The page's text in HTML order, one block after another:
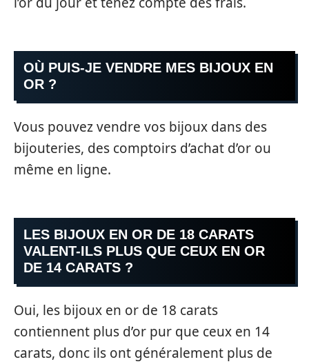
OÙ PUIS-JE VENDRE MES BIJOUX EN
OR ?
Vous pouvez vendre vos bijoux dans des
bijouteries, des comptoirs d’achat d’or ou
même en ligne.
LES BIJOUX EN OR DE 18 CARATS
VALENT-ILS PLUS QUE CEUX EN OR
DE 14 CARATS ?
Oui, les bijoux en or de 18 carats
contiennent plus d’or pur que ceux en 14
carats, donc ils ont généralement plus de